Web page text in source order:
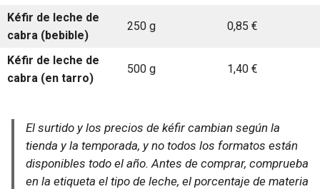
Kéfir de leche de
cabra (bebible)
250 g 0,85 €
Kéfir de leche de
cabra (en tarro)
500 g 1,40 €
El surtido y los precios de kéfir cambian según la
tienda y la temporada, y no todos los formatos están
disponibles todo el año. Antes de comprar, comprueba
en la etiqueta el tipo de leche, el porcentaje de materia